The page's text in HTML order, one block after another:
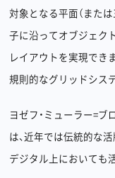
対象となる平面（また
子に沿ってオブジェク
レイアウトを実現でき
規則的なグリッドシス
ヨゼフ・ミューラー=
は、近年では伝統的な
デジタル上においても
Privacy policy